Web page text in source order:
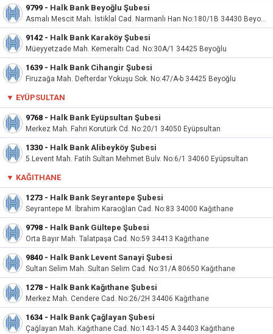
9799 - Halk Bank Beyoğlu Şubesi
Asmalı Mescit Mah. İstiklal Cad. Narmanlı Han No:180/1B 34430 Beyoğlu
9142 - Halk Bank Karaköy Şubesi
Müeyyetzade Mah. Kemeraltı Cad. No:30A/1 34425 Beyoğlu
1639 - Halk Bank Cihangir Şubesi
Firuzağa Mah. Defterdar Yokuşu Sok. No:47/A-b 34425 Beyoğlu
▼ EYÜPSULTAN
9768 - Halk Bank Eyüpsultan Şubesi
Merkez Mah. Fahri Korutürk Cd. No:20/1 34050 Eyüpsultan
1330 - Halk Bank Alibeyköy Şubesi
5.Levent Mah. Fatih Sultan Mehmet Bulv. No:6/1 34060 Eyüpsultan
▼ KAĞITHANE
1273 - Halk Bank Seyrantepe Şubesi
Seyrantepe M. İbrahim Karaoğlan Cad. No:83 34000 Kağıthane
9798 - Halk Bank Gültepe Şubesi
Orta Bayır Mah. Talatpaşa Cad. No:59 34413 Kağıthane
9840 - Halk Bank Levent Sanayi Şubesi
Sultan Selim Mah. Sultan Selim Cad. No:31/A 80650 Kağıthane
1278 - Halk Bank Kağıthane Şubesi
Merkez Mah. Cendere Cad. No:26/2H 34406 Kağıthane
1634 - Halk Bank Çağlayan Şubesi
Çağlayan Mah. Kağıthane Cad. No:143-145 A 34403 Kağıthane